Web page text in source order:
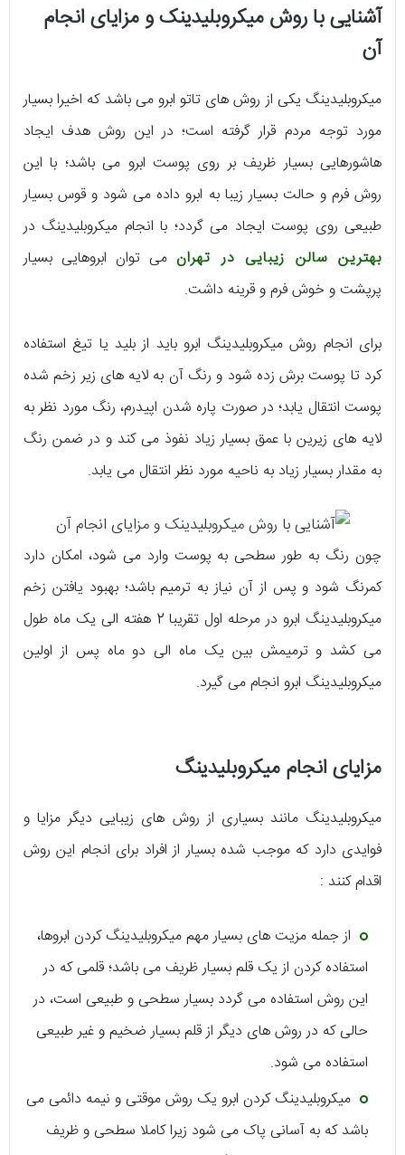
آشنایی با روش میکروبلیدینک و مزایای انجام
آن
میکروبلیدینگ یکی از روش های تاتو ابرو می باشد که اخیرا بسیار
مورد توجه مردم قرار گرفته است؛ در این روش هدف ایجاد
هاشورهایی بسیار ظریف بر روی پوست ابرو می باشد؛ با این
روش فرم و حالت بسیار زیبا به ابرو داده می شود و قوس بسیار
طبیعی روی پوست ایجاد می گردد؛ با انجام میکروبلیدینگ در
بهترین سالن زیبایی در تهران می توان ابروهایی بسیار
پرپشت و خوش فرم و قرینه داشت.
برای انجام روش میکروبلیدینگ ابرو باید از بلید یا تیغ استفاده
کرد تا پوست برش زده شود و رنگ آن به لایه های زیر زخم شده
پوست انتقال یابد؛ در صورت پاره شدن اپیدرم، رنگ مورد نظر به
لایه های زیرین با عمق بسیار زیاد نفوذ می کند و در ضمن رنگ
به مقدار بسیار زیاد به ناحیه مورد نظر انتقال می یابد.
چون رنگ به طور سطحی به پوست وارد می شود، امکان دارد
کمرنگ شود و پس از آن نیاز به ترمیم باشد؛ بهبود یافتن زخم
میکروبلیدینگ ابرو در مرحله اول تقریبا 2 هفته الی یک ماه طول
می کشد و ترمیمش بین یک ماه الی دو ماه پس از اولین
میکروبلیدینگ ابرو انجام می گیرد.
مزایای انجام میکروبلیدینگ
میکروبلیدینگ مانند بسیاری از روش های زیبایی دیگر مزایا و
فوایدی دارد که موجب شده بسیار از افراد برای انجام این روش
اقدام کنند :
از جمله مزیت های بسیار مهم میکروبلیدینگ کردن ابروها،
استفاده کردن از یک قلم بسیار ظریف می باشد؛ قلمی که در
این روش استفاده می گردد بسیار سطحی و طبیعی است، در
حالی که در روش های دیگر از قلم بسیار ضخیم و غیر طبیعی
استفاده می شود.
میکروبلیدینگ کردن ابرو یک روش موقتی و نیمه دائمی می
باشد که به آسانی پاک می شود زیرا کاملا سطحی و ظریف